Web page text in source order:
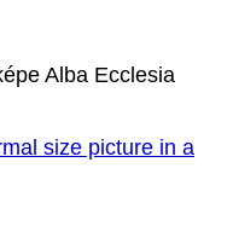
Alba Ecclesia